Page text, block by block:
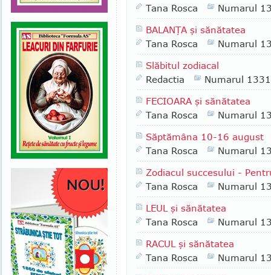
Tana Rosca
Numarul
BALANŢA şi sănătatea
Tana Rosca
Numarul
Slăbitul zodiacal
Redactia
Numarul 1331
FECIOARA şi sănătatea
Tana Rosca
Numarul
Săptămâna 10-16 august
Tana Rosca
Numarul
Zodiacul succesului -
Tana Rosca
Numarul
LEUL şi sănătatea
Tana Rosca
Numarul
RACUL şi sănătatea
Tana Rosca
Numarul